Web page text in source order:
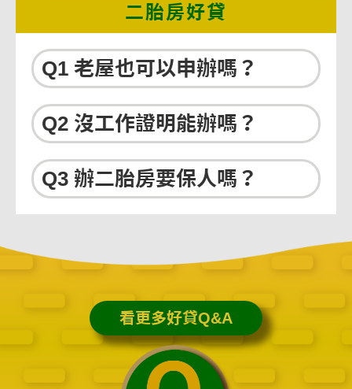
二胎房好貸
Q1 老屋也可以申辦嗎？
Q2 沒工作證明能辦嗎？
Q3 辦二胎房要保人嗎？
看更多好貸Q&A